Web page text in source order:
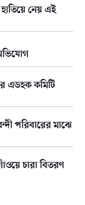
নেয় এই
এডহক কমিটি
পরিবারের মাঝে
চারা বিতরণ